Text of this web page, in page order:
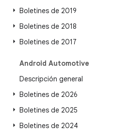
Boletines de 2019
Boletines de 2018
Boletines de 2017
Android Automotive
Descripción general
Boletines de 2026
Boletines de 2025
Boletines de 2024